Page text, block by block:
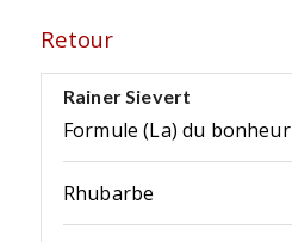
Retour
Rainer Sievert
Formule (La) du bonheur
Rhubarbe